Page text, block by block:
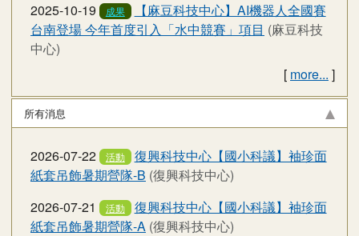
2025-10-19
成果
【麻豆科技中心】AI機器人全國賽
台南登場 今年首度引入「水中競賽」項目 (麻豆科技
中心)
[ more... ]
所有消息
2026-07-22 活動
復興科技中心【國小科議】袖珍面
紙套吊飾暑期營隊-B (復興科技中心)
2026-07-21
活動
復興科技中心【國小科議】袖珍面
紙套吊飾暑期營隊-A (復興科技中心)